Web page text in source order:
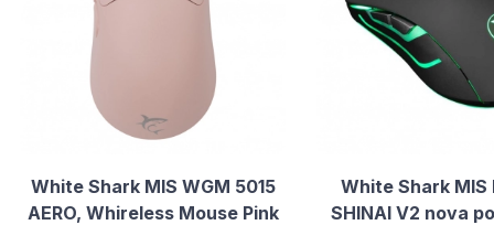
White Shark MIS WGM 5015
AERO, Whireless Mouse Pink
White Shark MIS
SHINAI V2 nova poboljšana